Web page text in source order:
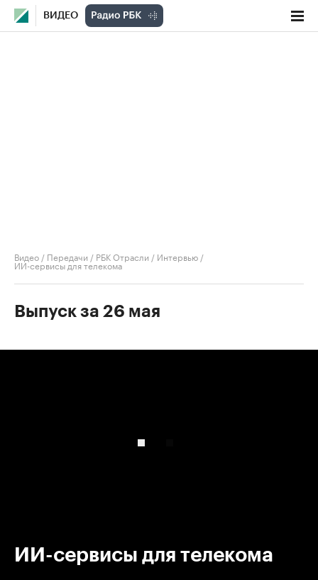
ВИДЕО
Видео / Передачи / РБК Отрасли / Интервью /
ИИ-сервисы для телекома
Выпуск за 26 мая
ИИ-сервисы для телекома